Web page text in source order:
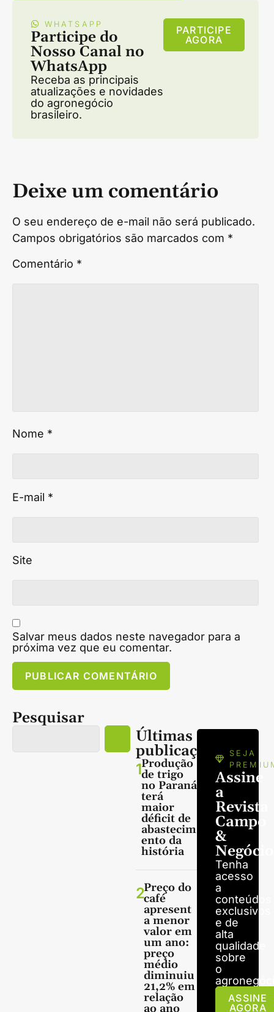
WHATSAPP
Participe do
Nosso Canal no
WhatsApp
Receba as principais
atualizações e novidades
do agronegócio
brasileiro.
PARTICIPE
AGORA
Deixe um comentário
O seu endereço de e-mail não será publicado.
Campos obrigatórios são marcados com *
Comentário *
Nome *
E-mail *
Site
Salvar meus dados neste navegador para a
próxima vez que eu comentar.
Pesquisar
Últimas
publicações
1Produção
de trigo
no Paraná
terá
maior
déficit de
abastecim
ento da
história
2Preço do
café
apresent
a menor
valor em
um ano:
preço
médio
diminuiu
21,2% em
relação
ao ano
SEJA
Assine
a
Revista
Campo
&
Tenha
acesso
a
conteúdos
exclusivos
e de
alta
qualidade
sobre
o
ASSINE
AGORA